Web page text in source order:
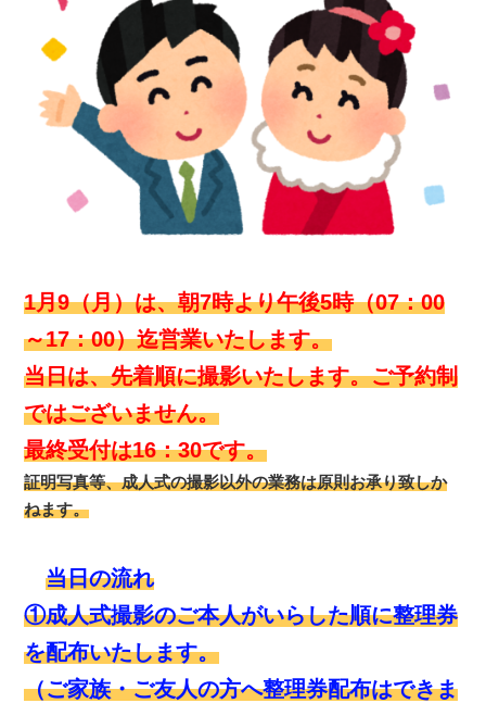
1月9（月）は、朝7時より午後5時（07：00
～17：00）迄営業いたします。
当日は、先着順に撮影いたします。ご予約制
ではございません。
最終受付は16：30です。
証明写真等、成人式の撮影以外の業務は原則お承り致しか
ねます。
当日の流れ
①成人式撮影のご本人がいらした順に整理券
を配布いたします。
（ご家族・ご友人の方へ整理券配布はできま